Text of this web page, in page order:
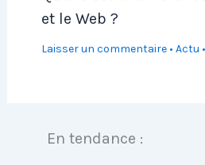
et le Web ?
Laisser un commentaire • Actu
En tendance :